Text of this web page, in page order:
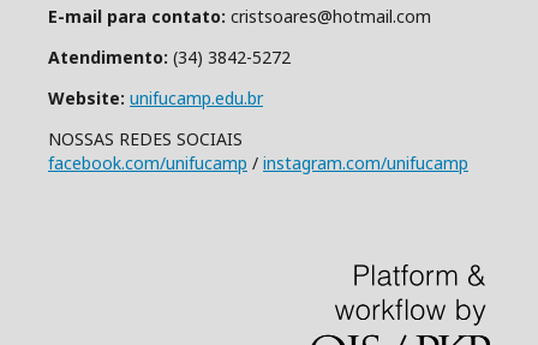
E-mail para contato: cristsoares@hotmail.com
Atendimento: (34) 3842-5272
Website: unifucamp.edu.br
NOSSAS REDES SOCIAIS
facebook.com/unifucamp / instagram.com/unifucamp